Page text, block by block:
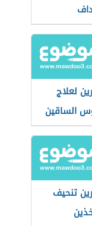
لعلاج
الساقين
تنحيف